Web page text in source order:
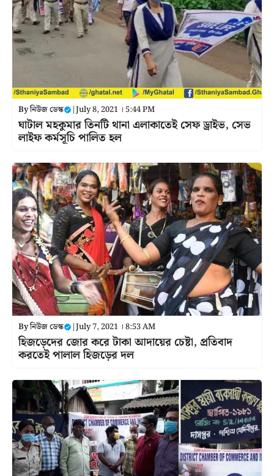
Byনিউজ ডেস্ক |July 8, 2021 । 5:44 PM
ঘাটাল মহকুমার তিনটি থানা এলাকাতেই সেফ ড্রাইভ, সেভ
লাইফ কর্মসূচি পালিত হল
Byনিউজ ডেস্ক |July 7, 2021 । 8:53 AM
হিজড়েদের জোর করে টাকা আদায়ের চেষ্টা, প্রতিবাদ
করতেই পালাল হিজড়ের দল